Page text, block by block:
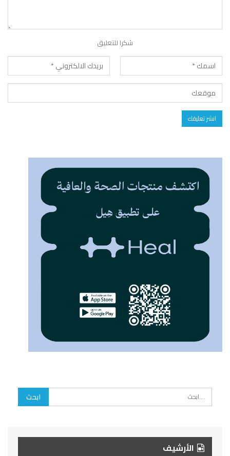
شكرا للتعليق
الأرشيف